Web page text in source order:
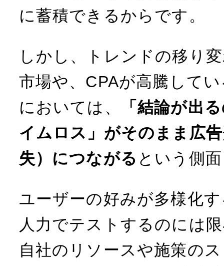
に蓄積できるからです。
しかし、トレンドの移り
市場や、CPAが高騰して
においては、
「結論が出
イムロス」がそのまま広
失）につながる という側
ユーザーの好みが多様化
人力でテストするのには
自社のリソースや施策の